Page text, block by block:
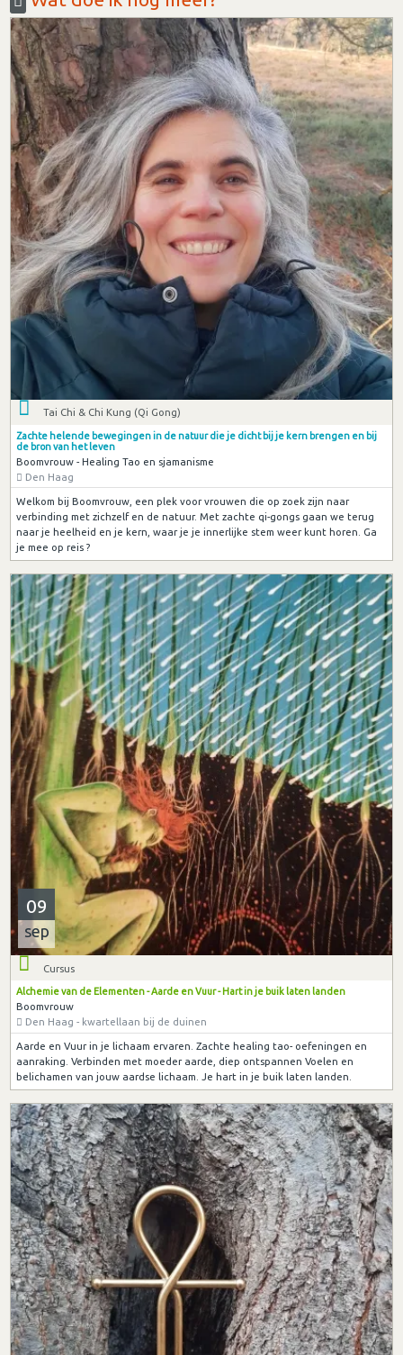
Tai Chi & Chi Kung (Qi Gong)
Zachte helende bewegingen in de natuur die je dicht bij je kern brengen en bij
de bron van het leven
Boomvrouw - Healing Tao en sjamanisme
Den Haag
Welkom bij Boomvrouw, een plek voor vrouwen die op zoek zijn naar
verbinding met zichzelf en de natuur. Met zachte qi-gongs gaan we terug
naar je heelheid en je kern, waar je je innerlijke stem weer kunt horen. Ga
je mee op reis ?
09
sep
Cursus
Alchemie van de Elementen - Aarde en Vuur - Hart in je buik laten landen
Boomvrouw
Den Haag - kwartellaan bij de duinen
Aarde en Vuur in je lichaam ervaren. Zachte healing tao- oefeningen en
aanraking. Verbinden met moeder aarde, diep ontspannen Voelen en
belichamen van jouw aardse lichaam. Je hart in je buik laten landen.